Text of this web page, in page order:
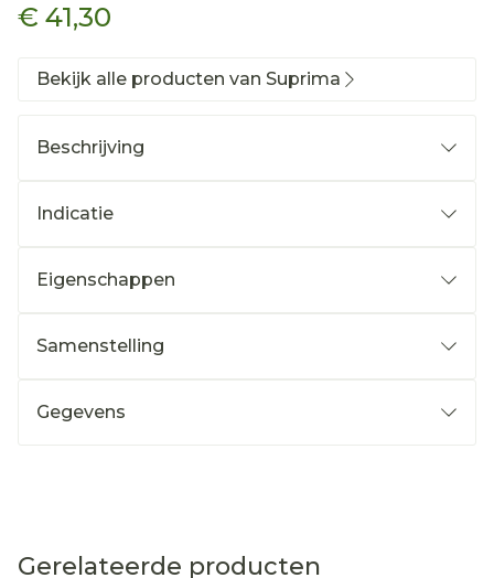
€ 41,30
Bekijk alle producten van Suprima
Beschrijving
Indicatie
Eigenschappen
Samenstelling
Gegevens
Gerelateerde producten